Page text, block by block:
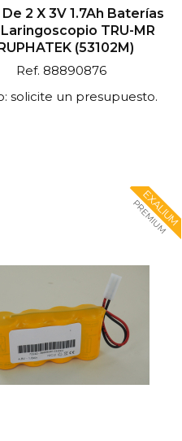
2 X 3V 1.7Ah Baterías
TRU-MR
(53102M)
Ref. 88890876
solicite un presupuesto.
EXALIUM
PREMIUM